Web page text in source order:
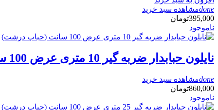
doneمشاهده سبد خرید
395,000تومان
ناموجود
نایلون حبابدار ضربه گیر 10 متری عرض 100 سانت (حباب درشت)
doneمشاهده سبد خرید
860,000تومان
ناموجود